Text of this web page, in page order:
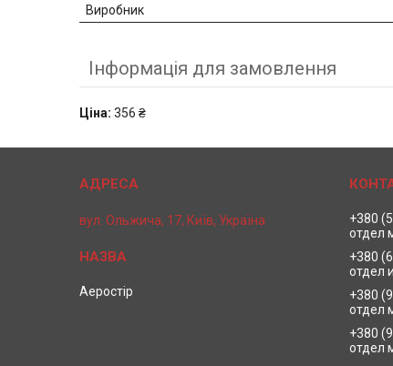
Виробник
Інформація для замовлення
Ціна: 356 ₴
вул. Ольжича, 17, Київ, Україна
Аеростір
+380
отдел
+380
отдел
+380
отдел
+380
отдел